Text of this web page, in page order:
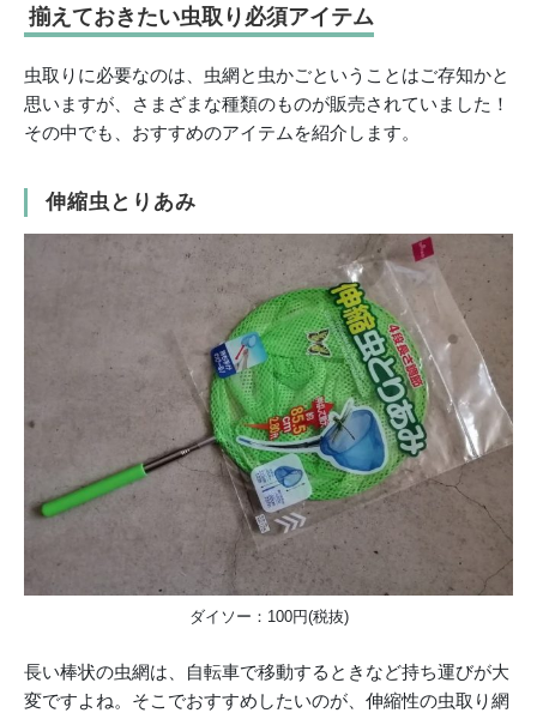
揃えておきたい虫取り必須アイテム
虫取りに必要なのは、虫網と虫かごということはご存知かと
思いますが、さまざまな種類のものが販売されていました！
その中でも、おすすめのアイテムを紹介します。
伸縮虫とりあみ
ダイソー：100円(税抜)
長い棒状の虫網は、自転車で移動するときなど持ち運びが大
変ですよね。そこでおすすめしたいのが、伸縮性の虫取り網